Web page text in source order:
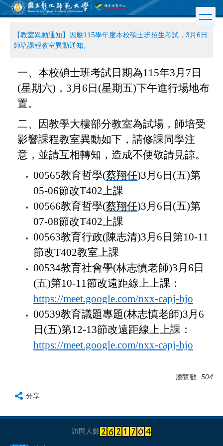
跳
到
【教室異動通知】因應115學年度本校碩士班招生考試，3月6日
師培課程教室異動通知。
一、本校碩士班考試日期為115年3月7日
(星期六)，3月6日(星期五)下午進行場地布
置。
二、因教學大樓部分教室為試場，師培受
影響課程教室異動如下，請修課同學注
意，並請互相轉知，造成不便敬請見諒。
00565教育哲學(蔡翔任)3月6日(五)第
05-06節改T402上課
00566教育哲學(蔡翔任)3月6日(五)第
07-08節改T402上課
00563教育行政(陳志清)3月6日第10-11
節改T402教室上課
00534教育社會學(林志慎老師)3月6日
(五)第10-11節改遠距線上上課：
https://meet.google.com/nxx-capj-hjo
00539教育議題專題(林志慎老師)3 月 6
日 (五)第12-13節改遠距線上上課：
https://meet.google.com/nxx-capj-hjo
瀏覽數: 504
分享
訪問人數